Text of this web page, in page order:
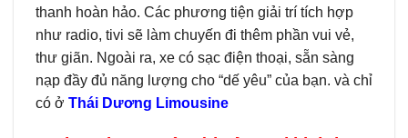
thanh hoàn hảo. Các phương tiện giải trí tích hợp
như radio, tivi sẽ làm chuyến đi thêm phần vui vẻ,
thư giãn. Ngoài ra, xe có sạc điện thoại, sẵn sàng
nạp đầy đủ năng lượng cho “dế yêu” của bạn. và chỉ
có ở Thái Dương Limousine